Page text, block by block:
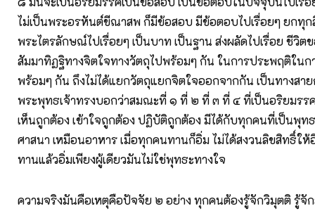
ไม่เป็นพระอรหันต์ขีณาสพ ก็มีข้อสอบ มีข้อตอบไปเรื่อยๆ ยกทุก
พระไตรลักษณ์ไปเรื่อยๆ เป็นบาท เป็นฐาน ส่งผลัดไปเรื่อย ชีวิตข
สัมมาทิฏฐิทางจิตใจทางวัตถุไปพร้อมๆ กัน ในการประพฤติใน
พร้อมๆ กัน ถึงไม่ได้แยกวัตถุแยกจิตใจออกจากกัน เป็นทางสาย
พระพุทธเจ้าทรงบอกว่าสมณะที่ ๑ ที่ ๒ ที่ ๓ ที่ ๔ ที่เป็นอริยมรร
เห็นถูกต้อง เข้าใจถูกต้อง ปฏิบัติถูกต้อง มีได้กับทุกคนที่เป็นพุท
ศาสนา เหมือนอาหาร เมื่อทุกคนทานก็อิ่ม ไม่ได้สงวนลิขสิทธิ์ให้
ทานแล้วอิ่มเพียงผู้เดียวมันไม่ใช่พุทธะทางใจ
ความจริงมันคือเหตุคือปัจจัย ๒ อย่าง ทุกคนต้องรู้จักวิมุตติ รู้จั